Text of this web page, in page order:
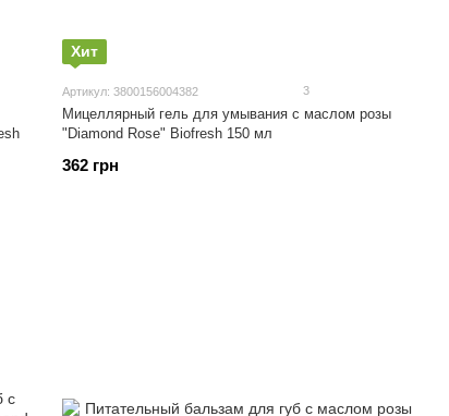
Хит
Артикул: 3800156004382 3
Мицеллярный гель для умывания с маслом розы
"Diamond Rose" Biofresh 150 мл
362 грн